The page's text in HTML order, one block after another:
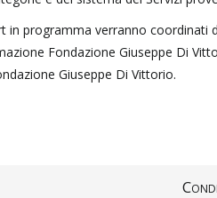
in programma verranno coordinati
Fondazione Giuseppe Di
Giuseppe Di Vittorio.